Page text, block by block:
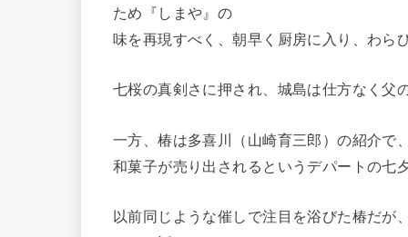
ため『しまや』の
味を再現すべく、朝早く厨房に入り、わら
七桜の真剣さに押され、城島は仕方なく父
一方、椿は多喜川（山崎育三郎）の紹介で
和菓子が売り出されるというデパートの七
以前同じような催しで注目を浴びた椿だが